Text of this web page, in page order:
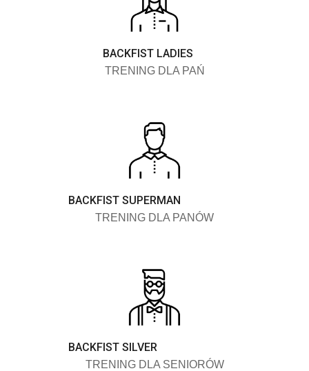
BACKFIST LADIES
TRENING DLA PAŃ
BACKFIST SUPERMAN
TRENING DLA PANÓW
BACKFIST SILVER
TRENING DLA SENIORÓW